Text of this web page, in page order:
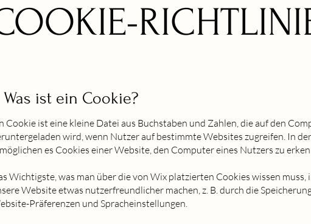
Was ist ein Cookie?
Cookie ist eine kleine Datei aus Buchstaben und Zahlen, die auf den
wird, wenn Nutzer auf bestimmte Websites zugreifen. In
es Cookies einer Website, den Computer eines Nutzers zu
Wichtigste, was man über die von Wix platzierten Cookies wissen muss,
Website etwas nutzerfreundlicher machen, z. B. durch die
Präferenzen und Spracheinstellungen.